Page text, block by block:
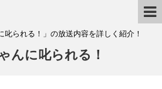
られる！」の放送内容を詳しく紹介！
んに叱られる！